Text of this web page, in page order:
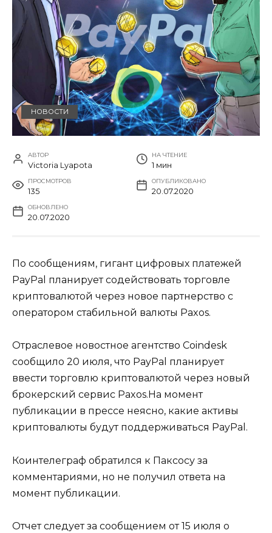
НОВОСТИ
АВТОР
Victoria Lyapota
НА ЧТЕНИЕ
1 мин
ПРОСМОТРОВ
135
ОПУБЛИКОВАНО
20.07.2020
ОБНОВЛЕНО
20.07.2020
По сообщениям, гигант цифровых платежей
PayPal планирует содействовать торговле
криптовалютой через новое партнерство с
оператором стабильной валюты Paxos.
Отраслевое новостное агентство Coindesk
сообщило 20 июля, что PayPal планирует
ввести торговлю криптовалютой через новый
брокерский сервис Paxos.На момент
публикации в прессе неясно, какие активы
криптовалюты будут поддерживаться PayPal.
Коинтелеграф обратился к Паксосу за
комментариями, но не получил ответа на
момент публикации.
Отчет следует за сообщением от 15 июля о